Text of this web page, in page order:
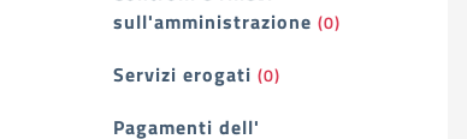
sull'amministrazione (0)
Servizi erogati (0)
Pagamenti dell'